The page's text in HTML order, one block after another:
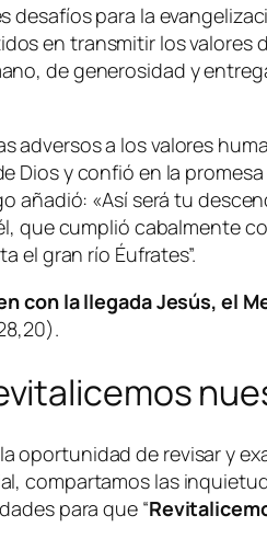
desafíos para la
en transmitir los valores
de generosidad y
adversos a los valores
Dios y confió en la
añadió: «Así será tu
que cumplió cabalmente
el gran río Éufrates”.
con la llegada Jesús, el
oportunidad de revisar y
compartamos las
para que “